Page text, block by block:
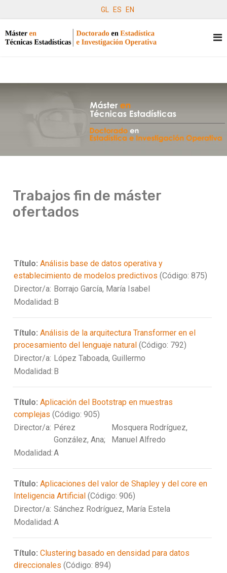
GL ES EN
Trabajos fin de máster
ofertados
Título: Análisis base de datos operativa y
establecimiento de modelos predictivos (Código: 875)
Director/a: Borrajo García, María Isabel
Modalidad: B
Título: Análisis de la arquitectura Transformer en el
procesamiento del lenguaje natural (Código: 792)
Director/a: López Taboada, Guillermo
Modalidad: B
Título: Aplicación del Bootstrap en muestras
complejas (Código: 905)
Director/a: Pérez
González, Ana;
Mosquera Rodríguez,
Manuel Alfredo
Modalidad:A
Título: Aplicaciones del valor de Shapley y del core en
Inteligencia Artificial (Código: 906)
Director/a: Sánchez Rodríguez, María Estela
Modalidad:A
Título: Clustering basado en densidad para datos
direccionales (Código: 894)